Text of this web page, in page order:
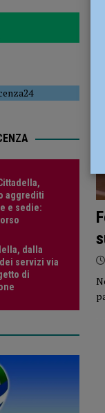
] Assegnati alla questura
Rissa in via Cittadella,
aggrediti
e sedie:
dalla
servizi via
di